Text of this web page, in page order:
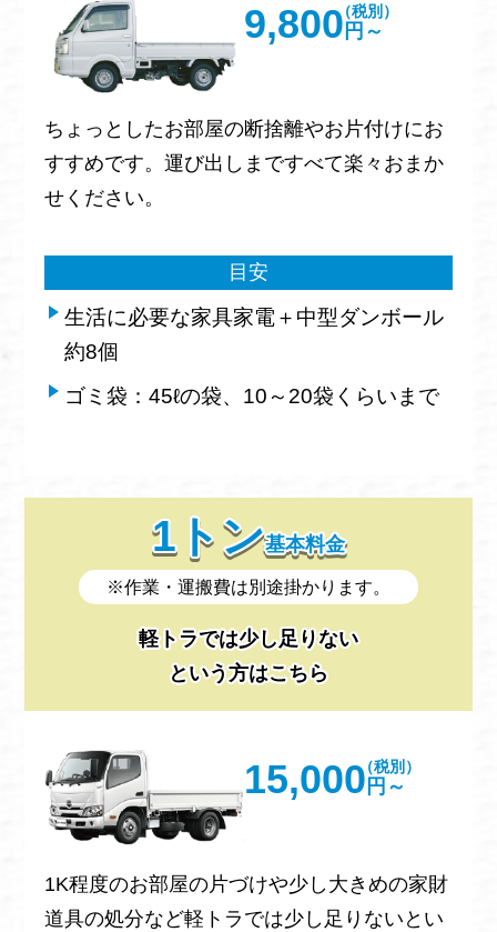
9,800 円～
（税別）
ちょっとしたお部屋の断捨離やお片付けにお
すすめです。運び出しまですべて楽々おまか
せください。
目安
生活に必要な家具家電＋中型ダンボール
約8個
ゴミ袋：45ℓの袋、10～20袋くらいまで
1トン基本料金
※作業・運搬費は別途掛かります。
軽トラでは少し足りない
という方はこちら
15,000 円～
（税別）
1K程度のお部屋の片づけや少し大きめの家財
道具の処分など軽トラでは少し足りないとい